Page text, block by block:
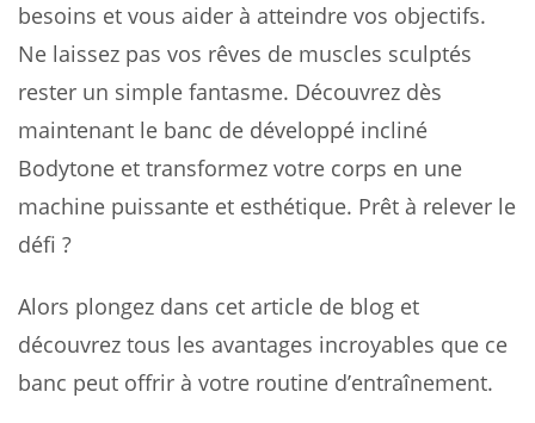
besoins et vous aider à atteindre vos objectifs.
Ne laissez pas vos rêves de muscles sculptés
rester un simple fantasme. Découvrez dès
maintenant le banc de développé incliné
Bodytone et transformez votre corps en une
machine puissante et esthétique. Prêt à relever le
défi ?
Alors plongez dans cet article de blog et
découvrez tous les avantages incroyables que ce
banc peut offrir à votre routine d’entraînement.